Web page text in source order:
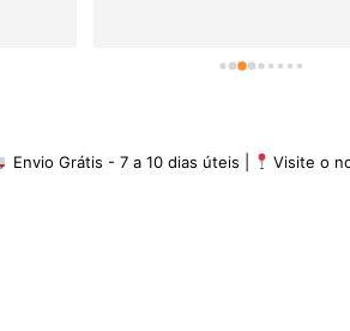
Envio Grátis - 7 a 10 dias úteis | Visite o